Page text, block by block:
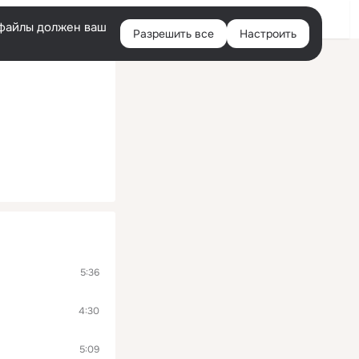
Войти
должен ваш Разрешить все Настроить
5:36
4:30
5:09